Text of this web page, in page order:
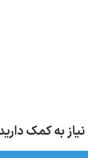
نیاز به کمک